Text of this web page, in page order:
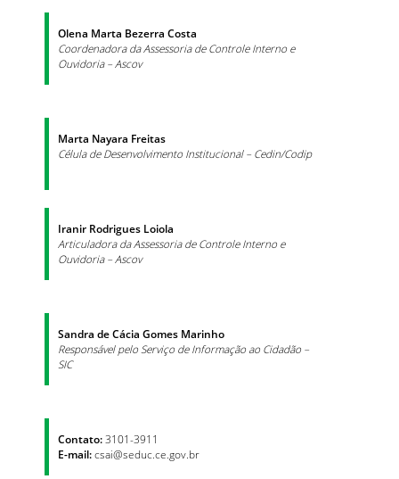
Olena Marta Bezerra Costa
Coordenadora da Assessoria de Controle Interno e
Ouvidoria – Ascov
Marta Nayara Freitas
Célula de Desenvolvimento Institucional – Cedin/Codip
Iranir Rodrigues Loiola
Articuladora da Assessoria de Controle Interno e
Ouvidoria – Ascov
Sandra de Cácia Gomes Marinho
Responsável pelo Serviço de Informação ao Cidadão –
SIC
Contato: 3101-3911
E-mail:csai@seduc.ce.gov.br